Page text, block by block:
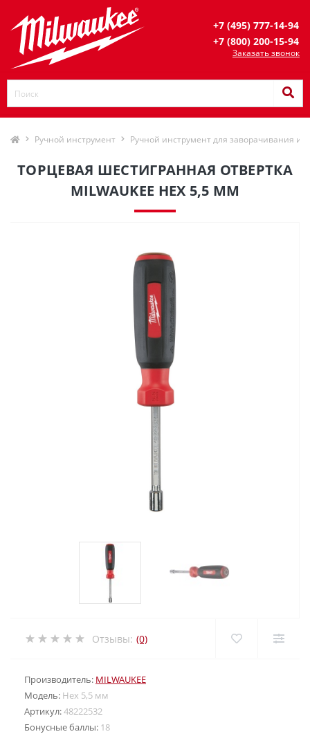
+7 (495) 777-14-94
+7 (800) 200-15-94
Заказать звонок
Ручной инструмент Ручной инструмент для заворачивания и
ТОРЦЕВАЯ ШЕСТИГРАННАЯ ОТВЕРТКА
MILWAUKEE HEX 5,5 ММ
Отзывы: (0)
Производитель: MILWAUKEE
Модель: Hex 5,5 мм
Артикул:48222532
Бонусные баллы: 18